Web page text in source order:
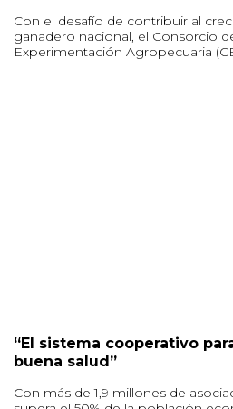
Con el desafío de contribuir al
ganadero nacional, el Consorcio
Experimentación Agropecuaria
“El sistema cooperativo
buena salud”
Con más de 1,9 millones de